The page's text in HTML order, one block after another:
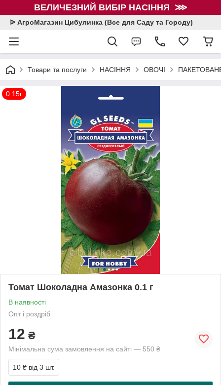
ВЕЛИЧЕЗНИЙ ВИБІР НАСІННЯ ⋙
ᐉ АгроМагазин Цибулинка (Все для Саду та Городу)
Товари та послуги НАСІННЯ ОВОЧІ
0.15г
Томат Шоколадна Амазонка 0.1 г
В наявності
Опт і роздріб
12 ₴
Мінімальна сума замовлення на сайті — 550 ₴
10 ₴ від 3 шт.